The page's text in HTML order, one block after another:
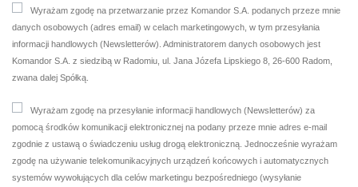
Wyrażam zgodę na przetwarzanie przez Komandor S.A. podanych przeze mnie
danych osobowych (adres email) w celach marketingowych, w tym przesyłania
informacji handlowych (Newsletterów). Administratorem danych osobowych jest
Komandor S.A. z siedzibą w Radomiu, ul. Jana Józefa Lipskiego 8, 26-600 Radom,
zwana dalej Spółką.
Wyrażam zgodę na przesyłanie informacji handlowych (Newsletterów) za
pomocą środków komunikacji elektronicznej na podany przeze mnie adres e-mail
zgodnie z ustawą o świadczeniu usług drogą elektroniczną. Jednocześnie wyrażam
zgodę na używanie telekomunikacyjnych urządzeń końcowych i automatycznych
systemów wywołujących dla celów marketingu bezpośredniego (wysyłanie